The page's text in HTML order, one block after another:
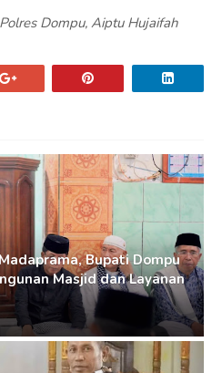
Dompu, Aiptu Hujaifah
Bupati Dompu
Masjid dan Layanan